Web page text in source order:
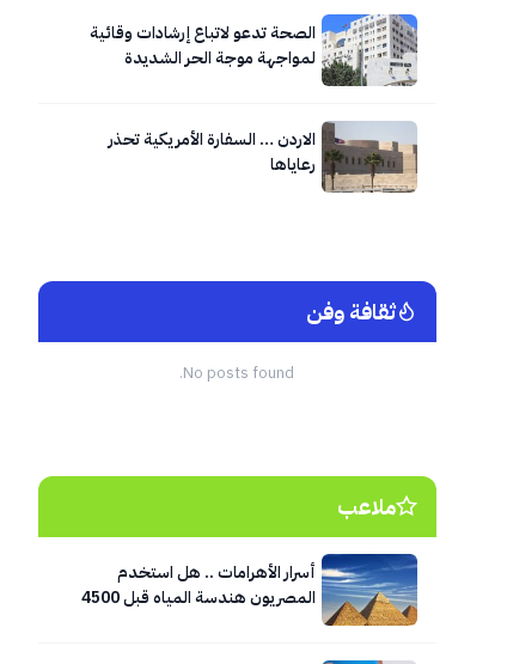
الصحة تدعو لاتباع إرشادات وقائية
لمواجهة موجة الحر الشديدة
الاردن … السفارة الأمريكية تحذر
رعاياها
ثقافة وفن
No posts found.
ملاعب
أسرار الأهرامات .. هل استخدم
المصريون هندسة المياه قبل 4500